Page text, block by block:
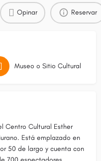
Opinar Reservar
Museo o Sitio Cultural
Centro Cultural Esther
Está emplazado en
50 de largo y cuenta con